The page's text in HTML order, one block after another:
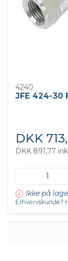
4240
JFE 424-30
DKK
DKK 891,77
Ikke på
Erhvervskunde?